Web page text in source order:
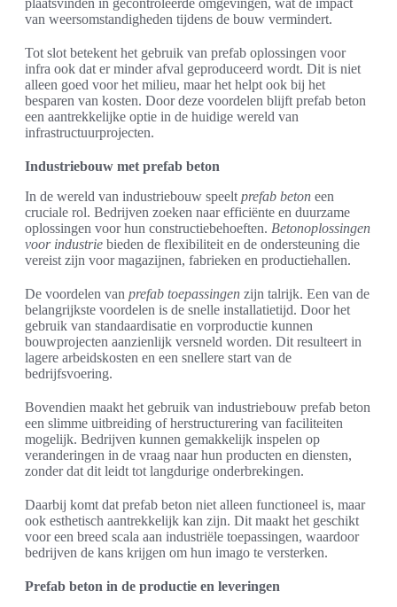
van weersomstandigheden tijdens de bouw vermindert.
Tot slot betekent het gebruik van prefab oplossingen voor
infra ook dat er minder afval geproduceerd wordt. Dit is niet
alleen goed voor het milieu, maar het helpt ook bij het
besparen van kosten. Door deze voordelen blijft prefab beton
een aantrekkelijke optie in de huidige wereld van
infrastructuurprojecten.
Industriebouw met prefab beton
In de wereld van industriebouw speelt prefab beton een
cruciale rol. Bedrijven zoeken naar efficiënte en duurzame
oplossingen voor hun constructiebehoeften. Betonoplossingen
voor industrie bieden de flexibiliteit en de ondersteuning die
vereist zijn voor magazijnen, fabrieken en productiehallen.
De voordelen van prefab toepassingen zijn talrijk. Een van de
belangrijkste voordelen is de snelle installatietijd. Door het
gebruik van standaardisatie en vorproductie kunnen
bouwprojecten aanzienlijk versneld worden. Dit resulteert in
lagere arbeidskosten en een snellere start van de
bedrijfsvoering.
Bovendien maakt het gebruik van industriebouw prefab beton
een slimme uitbreiding of herstructurering van faciliteiten
mogelijk. Bedrijven kunnen gemakkelijk inspelen op
veranderingen in de vraag naar hun producten en diensten,
zonder dat dit leidt tot langdurige onderbrekingen.
Daarbij komt dat prefab beton niet alleen functioneel is, maar
ook esthetisch aantrekkelijk kan zijn. Dit maakt het geschikt
voor een breed scala aan industriële toepassingen, waardoor
bedrijven de kans krijgen om hun imago te versterken.
Prefab beton in de productie en leveringen